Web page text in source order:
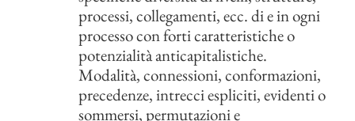
processi, collegamenti, ecc. di e in ogni
processo con forti caratteristiche o
potenzialità anticapitalistiche.
Modalità, connessioni, conformazioni,
precedenze, intrecci espliciti, evidenti o
sommersi, permutazioni e